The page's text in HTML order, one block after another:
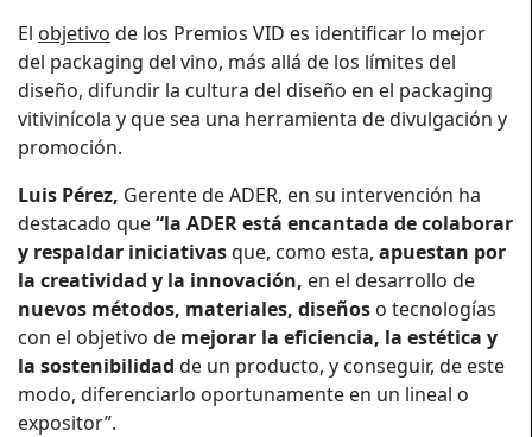
El objetivo de los Premios VID es identificar lo mejor
del packaging del vino, más allá de los límites del
diseño, difundir la cultura del diseño en el packaging
vitivinícola y que sea una herramienta de divulgación y
promoción.
Luis Pérez, Gerente de ADER, en su intervención ha
destacado que“la ADER está encantada de colaborar
y respaldar iniciativasque, como esta, apuestan por
la creatividad y la innovación, en el desarrollo de
nuevos métodos, materiales, diseños o tecnologías
con el objetivo de mejorar la eficiencia, la estética y
la sostenibilidad de un producto, y conseguir, de este
modo, diferenciarlo oportunamente en un lineal o
expositor”.